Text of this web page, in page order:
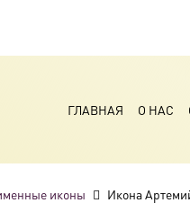
ГЛАВНАЯ О НАС
иконы Икона